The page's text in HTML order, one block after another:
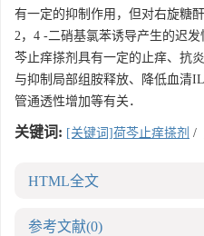
有一定的抑制作用，但对右旋糖
2，4 -二硝基氯苯诱导产生的迟
芩止痒搽剂具有一定的止痒、抗
与抑制局部组胺释放、降低血清
管通透性增加等有关．
关键词: [关键词]荷芩止痒搽剂 /
HTML全文
参考文献(0)